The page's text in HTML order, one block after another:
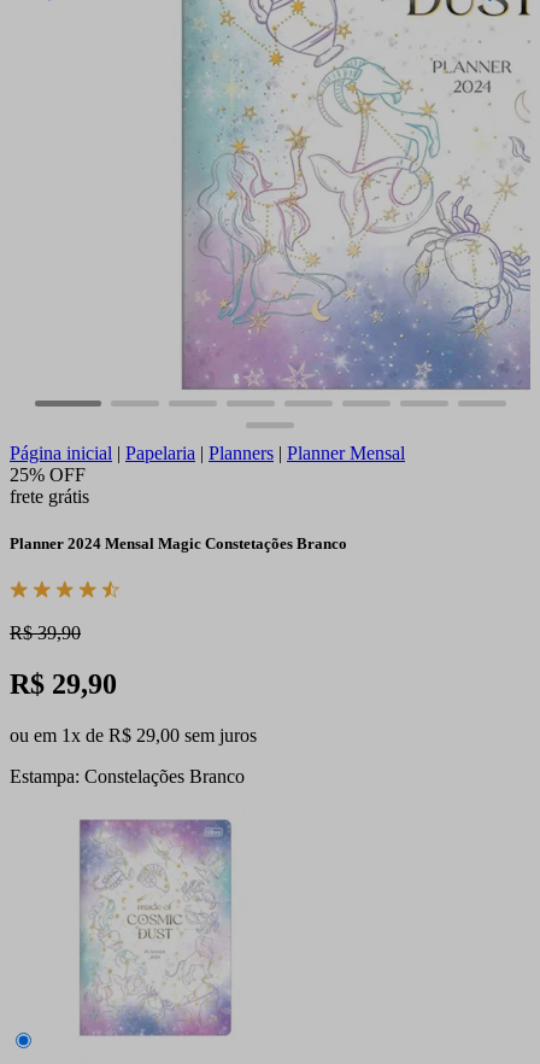
Página inicial | Papelaria | Planners | Planner Mensal
25% OFF
frete grátis
Planner 2024 Mensal Magic Constetações Branco
R$ 39,90
R$ 29,90
ou em 1x de R$ 29,00 sem juros
Estampa: Constelações Branco